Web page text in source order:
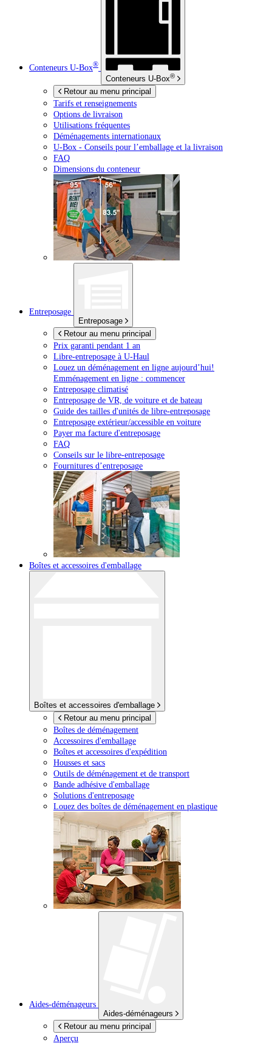
Conteneurs U-Box®
Conteneurs U-Box®
Retour au menu principal
Tarifs et renseignements
Options de livraison
Utilisations fréquentes
Déménagements internationaux
U-Box - Conseils pour l’emballage et la livraison
FAQ
Dimensions du conteneur
Entreposage
Entreposage
Retour au menu principal
Prix garanti pendant 1 an
Libre-entreposage à U-Haul
Louez un déménagement en ligne aujourd’hui!
Emménagement en ligne : commencer
Entreposage climatisé
Entreposage de VR, de voiture et de bateau
Guide des tailles d'unités de libre-entreposage
Entreposage extérieur/accessible en voiture
Payer ma facture d'entreposage
FAQ
Conseils sur le libre-entreposage
Fournitures d’entreposage
Boîtes et accessoires d'emballage
Boîtes et accessoires d'emballage
Retour au menu principal
Boîtes de déménagement
Accessoires d'emballage
Boîtes et accessoires d'expédition
Housses et sacs
Outils de déménagement et de transport
Bande adhésive d'emballage
Solutions d'entreposage
Louez des boîtes de déménagement en plastique
Aides-déménageurs
Aides-déménageurs
Retour au menu principal
Aperçu